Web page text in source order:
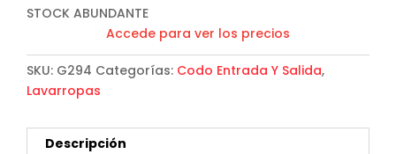
STOCK ABUNDANTE
Accede para ver los precios
SKU: G294 Categorías: Codo Entrada Y Salida,
Lavarropas
Descripción